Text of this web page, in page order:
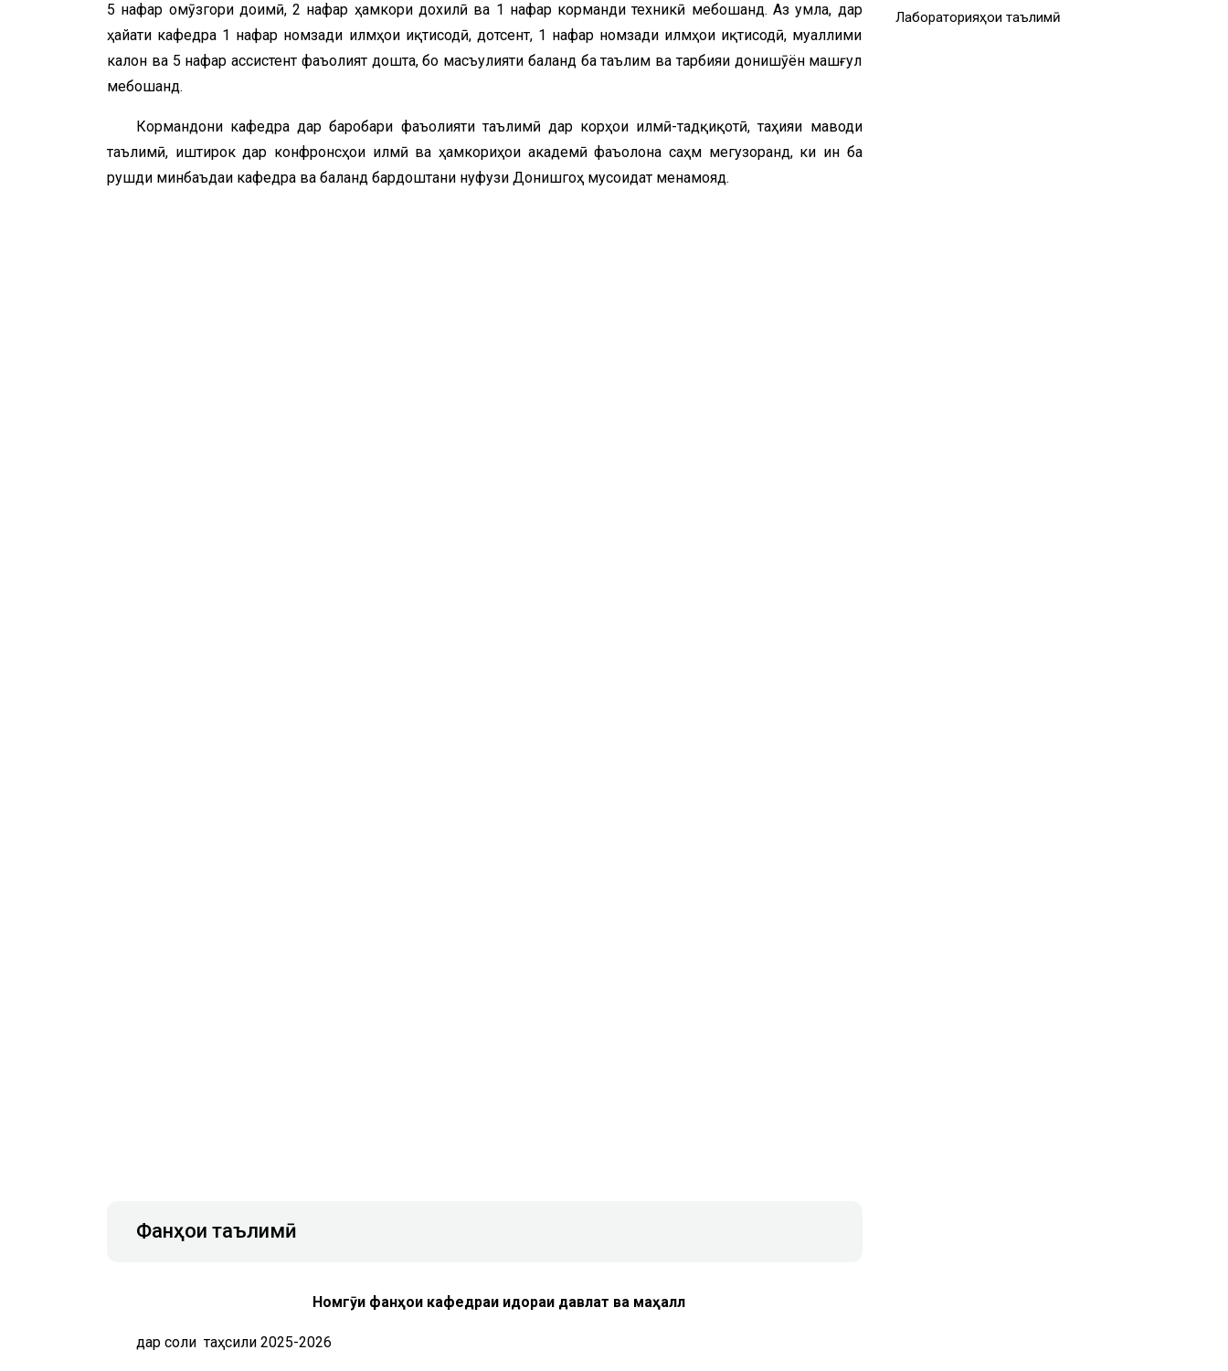
5 нафар омӯзгори доимӣ, 2 нафар ҳамкори дохилӣ ва 1 нафар корманди техникӣ мебошанд. Аз ҷумла, дар
ҳайати кафедра 1 нафар номзади илмҳои иқтисодӣ, дотсент, 1 нафар номзади илмҳои иқтисодӣ, муаллими
калон ва 5 нафар ассистент фаъолият дошта, бо масъулияти баланд ба таълим ва тарбияи донишҷӯён машғул
мебошанд.
Кормандони кафедра дар баробари фаъолияти таълимӣ дар корҳои илмӣ-тадқиқотӣ, таҳияи маводи
таълимӣ, иштирок дар конфронсҳои илмӣ ва ҳамкориҳои академӣ фаъолона саҳм мегузоранд, ки ин ба
рушди минбаъдаи кафедра ва баланд бардоштани нуфузи Донишгоҳ мусоидат менамояд.
Фанҳои таълимӣ
Номгӯи фанҳои кафедраи идораи давлатӣ ва маҳаллӣ
дар соли таҳсили 2025-2026
Лабораторияҳои таълимӣ